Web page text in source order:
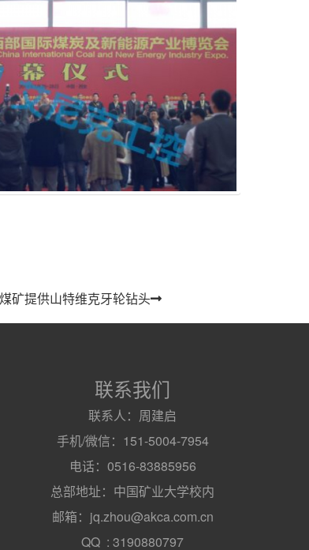
矿提供山特维克牙轮钻头
联系我们
联系人：周建启
手机/微信：151-5004-7954
电话：0516-83885956
总部地址：中国矿业大学校内
邮箱：jq.zhou@akca.com.cn
QQ : 3190880797